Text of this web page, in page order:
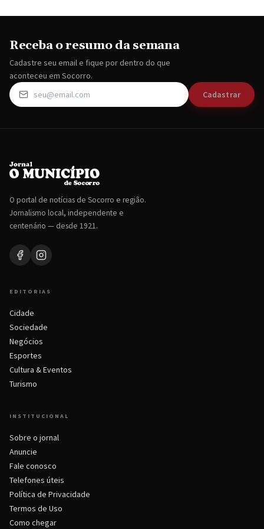
Receba o resumo da semana
Cadastre seu email e fique por dentro do que
aconteceu em Socorro.
Cadastrar
O portal de notícias de Socorro e região.
Jornalismo local, independente e
centenário — desde 1921.
EDITORIAS
Cidade
Sociedade
Negócios
Esportes
Cultura & Eventos
Turismo
INSTITUCIONAL
Sobre o jornal
Anuncie
Fale conosco
Telefones úteis
Política de Privacidade
Termos de Uso
Como chegar